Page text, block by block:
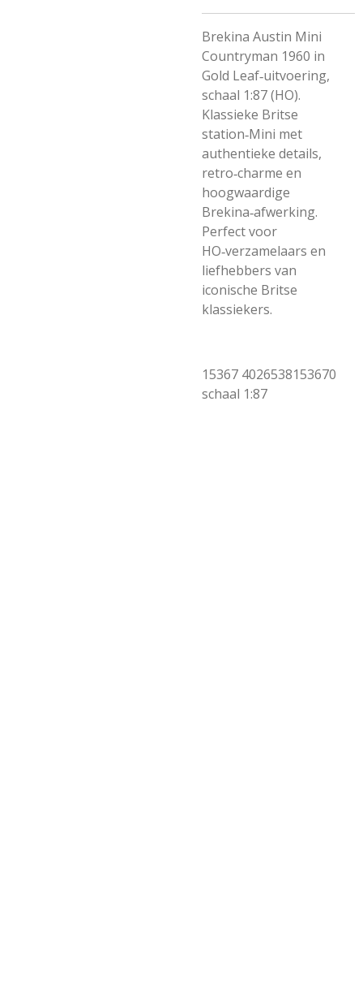
Brekina Austin Mini
Countryman 1960 in
Gold Leaf‑uitvoering,
schaal 1:87 (HO).
Klassieke Britse
station‑Mini met
authentieke details,
retro‑charme en
hoogwaardige
Brekina‑afwerking.
Perfect voor
HO‑verzamelaars en
liefhebbers van
iconische Britse
klassiekers.
15367 4026538153670
schaal 1:87